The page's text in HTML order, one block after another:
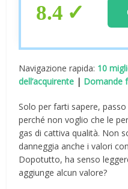
8.4
Navigazione rapida: 10
dell’acquirente | Domande
Solo per farti sapere,
perché non voglio che le
gas di cattiva qualità. Non
danneggia anche i valori
Dopotutto, ha senso
aggiunge alcun valore?